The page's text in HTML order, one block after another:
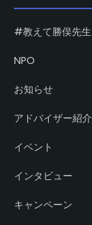
#教えて勝俣先生
NPO
お知らせ
アドバイザー紹介
イベント
インタビュー
キャンペーン